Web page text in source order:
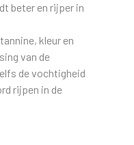
beter en rijper in
kleur en
van de
de vochtigheid
rijpen in de